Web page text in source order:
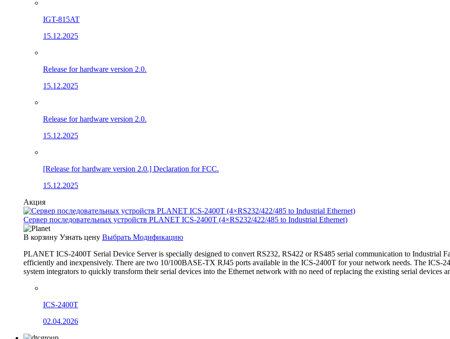
IGT-815AT
15.12.2025
Release for hardware version 2.0.
15.12.2025
Release for hardware version 2.0.
15.12.2025
[Release for hardware version 2.0.] Declaration for FCC.
15.12.2025
Акция
Сервер последовательных устройств PLANET ICS-2400T (4×RS232/422/485 to Industrial Ethernet)
В корзину Узнать цену Выбрать Модификацию
PLANET ICS-2400T Serial Device Server is specially designed to convert RS232, RS422 or RS485 serial communication to Industrial
efficiently and inexpensively. There are two 10/100BASE-TX RJ45 ports available in the ICS-2400T for your network needs. The ICS-
system integrators to quickly transform their serial devices into the Ethernet network with no need of replacing the existing serial devices
ICS-2400T
02.04.2026